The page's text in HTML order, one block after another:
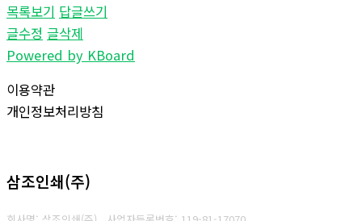
목록보기 답글쓰기
글수정 글삭제
Powered by KBoard
이용약관
개인정보처리방침
삼조인쇄(주)